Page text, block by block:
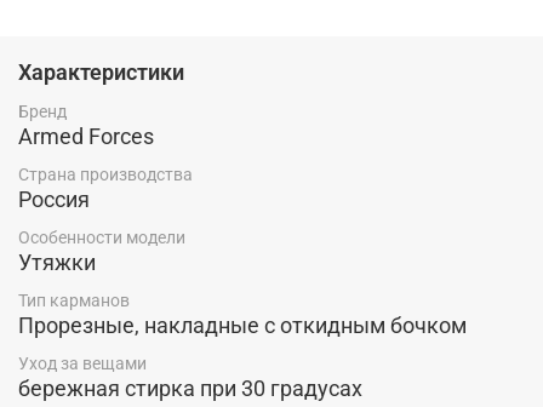
карманов для хранения личных вещей - два прорезных
и два накладных кармана спереди, а также два
накладных кармана на пуговицах сзади. Шорты
надежно застегиваются на пуговицу и металлическую
ремня. Такие шорты станут прекрасным выбором как
для человека с активным образом жизни,
занимающимся спортом, туризмом, так и на
повседневную основу.
Характеристики
Бренд
Armed Forces
Страна производства
Россия
Особенности модели
Утяжки
Тип карманов
Прорезные, накладные с откидным бочком
Уход за вещами
бережная стирка при 30 градусах